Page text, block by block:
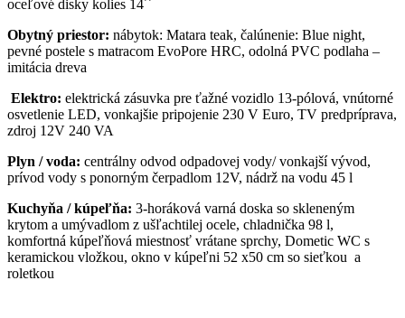
oceľové disky kolies 14´´
Obytný priestor: nábytok: Matara teak, čalúnenie: Blue night,
pevné postele s matracom EvoPore HRC, odolná PVC podlaha –
imitácia dreva
Elektro: elektrická zásuvka pre ťažné vozidlo 13-pólová, vnútorné
osvetlenie LED, vonkajšie pripojenie 230 V Euro, TV predpríprava,
zdroj 12V 240 VA
Plyn / voda: centrálny odvod odpadovej vody/ vonkajší vývod,
prívod vody s ponorným čerpadlom 12V, nádrž na vodu 45 l
Kuchyňa / kúpeľňa: 3-horáková varná doska so skleneným
krytom a umývadlom z ušľachtilej ocele, chladnička 98 l,
komfortná kúpeľňová miestnosť vrátane sprchy, Dometic WC s
keramickou vložkou, okno v kúpeľni 52 x50 cm so sieťkou a
roletkou